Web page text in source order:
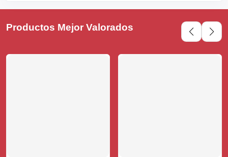
Productos Mejor Valorados